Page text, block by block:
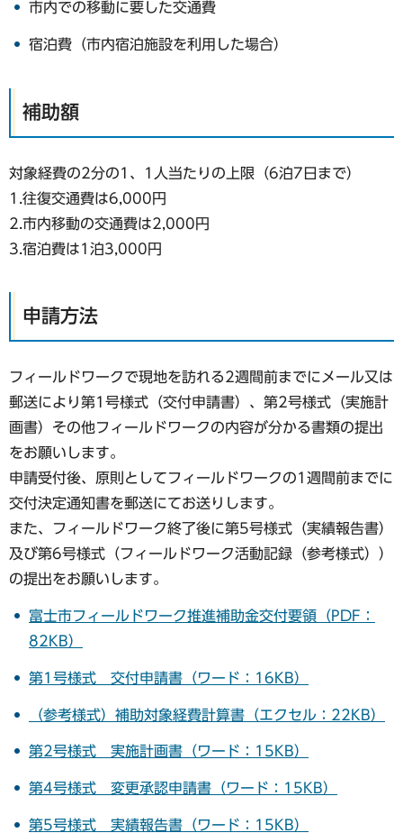
市内での移動に要した交通費
宿泊費（市内宿泊施設を利用した場合）
補助額
対象経費の2分の1、1人当たりの上限（6泊7日まで）
1.往復交通費は6,000円
2.市内移動の交通費は2,000円
3.宿泊費は1泊3,000円
申請方法
フィールドワークで現地を訪れる2週間前までにメール又は
郵送により第1号様式（交付申請書）、第2号様式（実施計
画書）その他フィールドワークの内容が分かる書類の提出
をお願いします。
申請受付後、原則としてフィールドワークの1週間前までに
交付決定通知書を郵送にてお送りします。
また、フィールドワーク終了後に第5号様式（実績報告書）
及び第6号様式（フィールドワーク活動記録（参考様式））
の提出をお願いします。
富士市フィールドワーク推進補助金交付要領（PDF：
82KB）
第1号様式 交付申請書（ワード：16KB）
（参考様式）補助対象経費計算書（エクセル：22KB）
第2号様式 実施計画書（ワード：15KB）
第4号様式 変更承認申請書（ワード：15KB）
第5号様式 実績報告書（ワード：15KB）